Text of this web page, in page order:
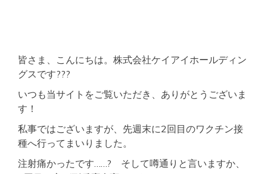
皆さま、こんにちは。株式会社ケイアイホールディン
グスです???
いつも当サイトをご覧いただき、ありがとうございま
す！
私事ではございますが、先週末に2回目のワクチン接
種へ行ってまいりました。
注射痛かったです……? そして噂通りと言いますか、